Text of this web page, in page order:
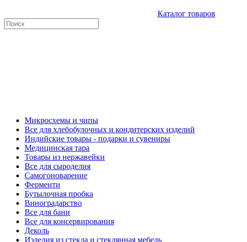
Каталог товаров
Микросхемы и чипы
Все для хлебобулочных и кондитерских изделий
Индийские товары - подарки и сувениры
Медицинская тара
Товары из нержавейки
Все для сыроделия
Самогоноварение
Ферменти
Бутылочная пробка
Виноградарство
Все для бани
Все для консервирования
Деколь
Изделия из стекла и стеклянная мебель